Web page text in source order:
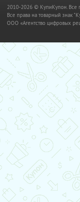
2010-2026 © КупиКупон. Все
Все права на товарный знак
OOO «Агентство цифровых